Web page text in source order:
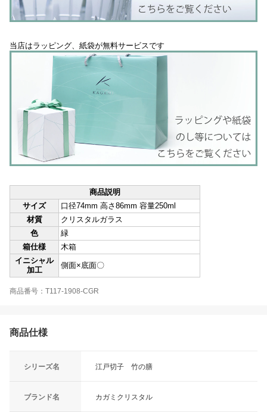
当店はラッピング、紙袋が無料サービスです
商品説明
サイズ
口径74mm 高さ86mm 容量250ml
材質
クリスタルガラス
色
緑
箱仕様
木箱
イニシャル
加工
側面×底面〇
商品番号：T117-1908-CGR
商品仕様
シリーズ名 江戸切子 竹の膳
ブランド名 カガミクリスタル